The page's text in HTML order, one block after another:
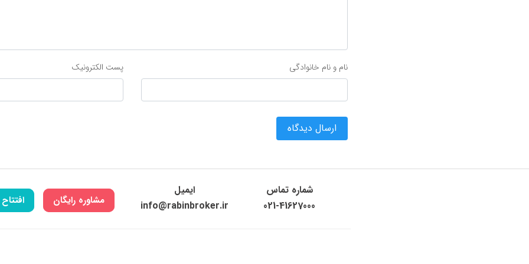
نام و نام خانوادگی پست الکترونیک
ارسال دیدگاه
شماره تماس
021-41627000
ایمیل
info@rabinbroker.ir
مشاوره رایگان